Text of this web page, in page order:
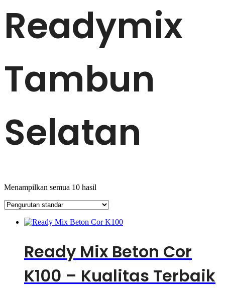
Readymix
Tambun
Selatan
Menampilkan semua 10 hasil
Ready Mix Beton Cor
K100 – Kualitas Terbaik